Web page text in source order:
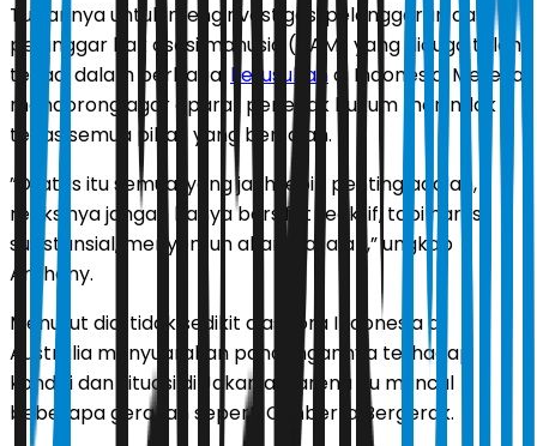
Tujuannya untuk menginvestigasi pelanggaran dan
pelanggar hak asasi manusia (HAM) yang diduga telah
terjadi dalam berbagai kerusuhandi Indonesia. Mereka
mendorong agar aparat penegak hukum menindak
tegas semua pihak yang bersalah.
”Di atas itu semua, yang jauh lebih penting adalah,
reaksinya jangan hanya bersifat reaktif, tapi harus
substansial, menyentuh akar masalah,” ungkap
Anthony.
Menurut dia, tidak sedikit diaspora Indonesia di
Australia menyuarakan pandangannya terhadap
kondisi dan situasi di Jakarta. Karena itu muncul
beberapa gerakan seperti Canberra Bergerak.